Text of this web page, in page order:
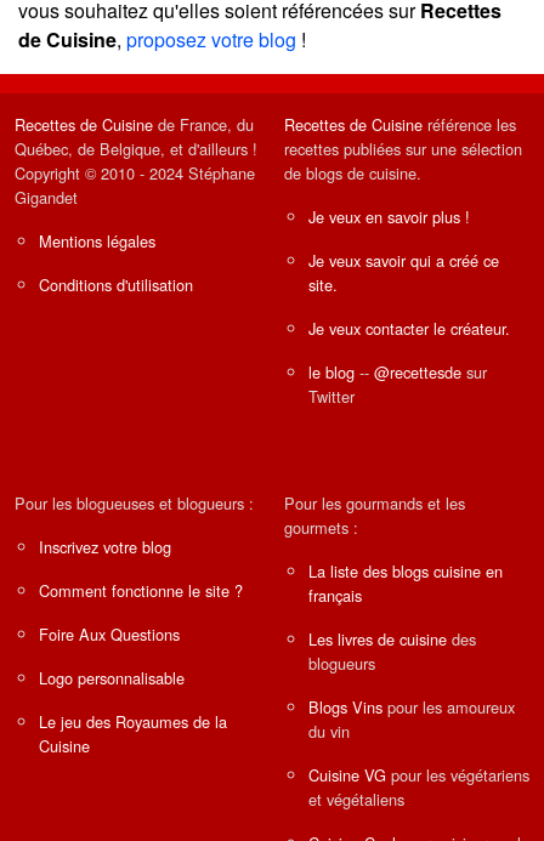
vous souhaitez qu'elles soient référencées surRecettes
de Cuisine, proposez votre blog !
Recettes de Cuisine de France, du
Québec, de Belgique, et d'ailleurs !
Copyright © 2010 - 2024 Stéphane
Gigandet
Mentions légales
Conditions d'utilisation
Recettes de Cuisine référence les
recettes publiées sur une sélection
de blogs de cuisine.
Je veux en savoir plus !
Je veux savoir qui a créé ce
site.
Je veux contacter le créateur.
le blog -- @recettesde sur
Twitter
Pour les blogueuses et blogueurs :
Inscrivez votre blog
Comment fonctionne le site ?
Foire Aux Questions
Logo personnalisable
Le jeu des Royaumes de la
Cuisine
Pour les gourmands et les
gourmets :
La liste des blogs cuisine en
français
Les livres de cuisine des
blogueurs
Blogs Vins pour les amoureux
du vin
Cuisine VG pour les végétariens
et végétaliens